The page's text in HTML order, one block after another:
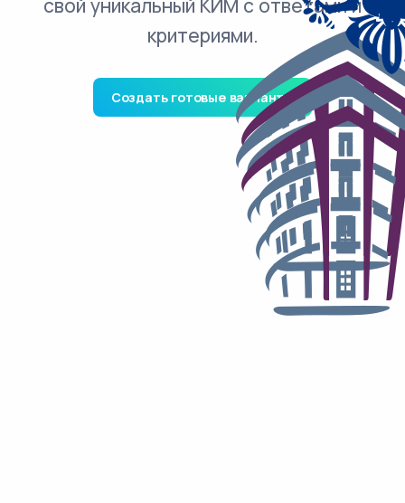
свой уникальный КИМ с ответами и
критериями.
Создать готовые варианты